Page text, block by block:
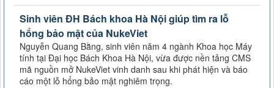
Sinh viên ĐH Bách khoa Hà Nội giúp tìm ra lỗ
hổng bảo mật của NukeViet
Nguyễn Quang Bằng, sinh viên năm 4 ngành Khoa học Máy
tính tại Đại học Bách Khoa Hà Nội, vừa được nền tảng CMS
mã nguồn mở NukeViet vinh danh sau khi phát hiện và báo
cáo một lỗ hổng bảo mật nghiêm trọng.